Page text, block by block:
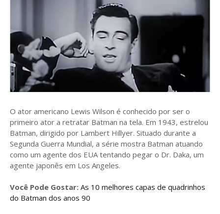
O ator americano Lewis Wilson é conhecido por ser o
primeiro ator a retratar Batman na tela. Em 1943, estrelou
Batman, dirigido por Lambert Hillyer. Situado durante a
Segunda Guerra Mundial, a série mostra Batman atuando
como um agente dos EUA tentando pegar o Dr. Daka, um
agente japonês em Los Angeles.
Você Pode Gostar: As 10 melhores capas de quadrinhos
do Batman dos anos 90